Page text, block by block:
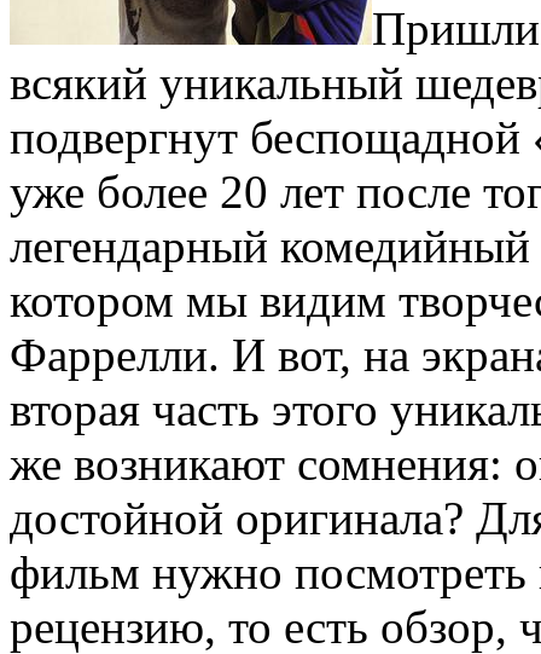
Пришли
всякий уникальный
подвергнут
уже более 20 лет после
легендарный
котором мы видим
Фаррелли. И вот, на
вторая часть этого
же возникают сомнения:
достойной оригинала?
фильм нужно посмотреть
рецензию, то есть обзор,